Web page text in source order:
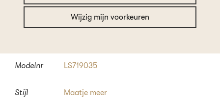
Wijzig mijn voorkeuren
Modelnr
LS719035
Stijl
Maatje meer